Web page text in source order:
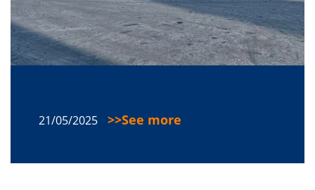
21/05/2025 See more